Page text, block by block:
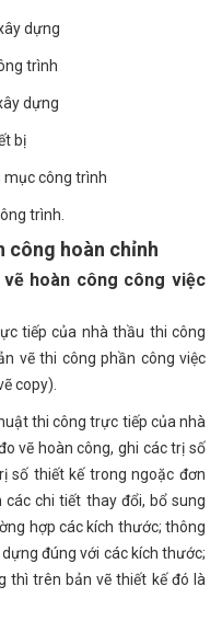
dựng
trình
dựng
bị
mục công trình
trình.
công hoàn chỉnh
hoàn công công việc
tiếp của nhà thầu thi công
vẽ thi công phần công việc
copy).
thi công trực tiếp của nhà
vẽ hoàn công, ghi các trị số
số thiết kế trong ngoặc đơn
chi tiết thay đổi, bổ sung
hợp các kích thước; thông
đúng với các kích thước;
thì trên bản vẽ thiết kế đó là